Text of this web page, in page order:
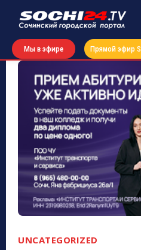
Мы в эфире Прямой эфир
UNCATEGORIZED